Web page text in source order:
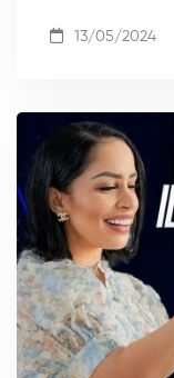
13/05/2024